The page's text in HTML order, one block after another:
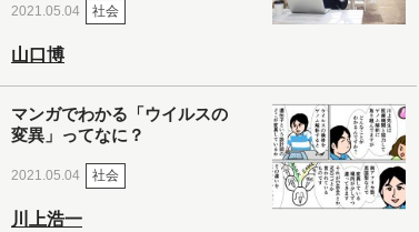
2021.05.04 社会
山口博
マンガでわかる「ウイルスの
変異」ってなに？
2021.05.04 社会
川上浩一